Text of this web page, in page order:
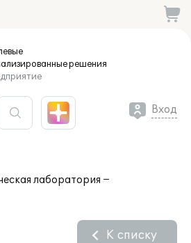
решения
Вход
лаборатория
К списку